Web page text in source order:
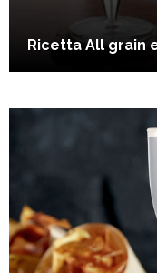
Ricetta All grain